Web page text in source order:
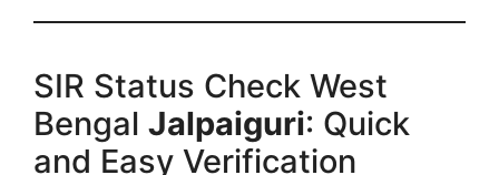
SIR Status Check West
Bengal Jalpaiguri: Quick
and Easy Verification